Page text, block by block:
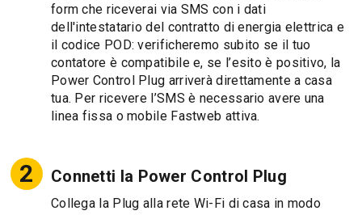
form che riceverai via SMS con i dati
dell'intestatario del contratto di energia elettrica e
il codice POD: verificheremo subito se il tuo
contatore è compatibile e, se l’esito è positivo, la
Power Control Plug arriverà direttamente a casa
tua. Per ricevere l’SMS è necessario avere una
linea fissa o mobile Fastweb attiva.
Connetti la Power Control Plug
Collega la Plug alla rete Wi-Fi di casa in modo